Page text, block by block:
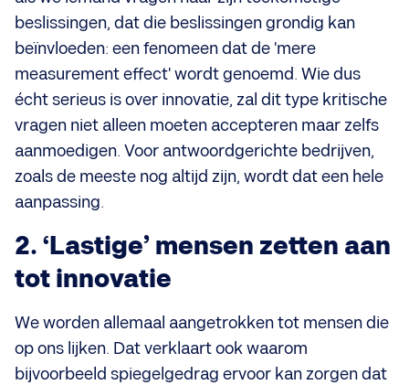
beslissingen, dat die beslissingen grondig kan
beïnvloeden: een fenomeen dat de 'mere
measurement effect' wordt genoemd. Wie dus
écht serieus is over innovatie, zal dit type kritische
vragen niet alleen moeten accepteren maar zelfs
aanmoedigen. Voor antwoordgerichte bedrijven,
zoals de meeste nog altijd zijn, wordt dat een hele
aanpassing.
2. ‘Lastige’ mensen zetten aan
tot innovatie
We worden allemaal aangetrokken tot mensen die
op ons lijken. Dat verklaart ook waarom
bijvoorbeeld spiegelgedrag ervoor kan zorgen dat